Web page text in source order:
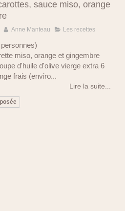
sauce miso, orange
Anne Manteau Les recettes
miso, orange et gingembre
d'huile d'olive vierge extra 6
frais (enviro...
Lire la suite...